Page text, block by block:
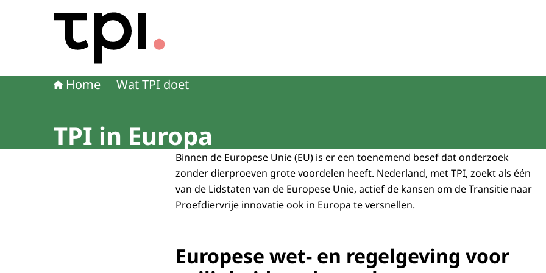
Home Wat TPI doet
TPI in Europa
Binnen de Europese Unie (EU) is er een toenemend besef dat onderzoek
zonder dierproeven grote voordelen heeft. Nederland, met TPI, zoekt als één
van de Lidstaten van de Europese Unie, actief de kansen om de Transitie naar
Proefdiervrije innovatie ook in Europa te versnellen.
Europese wet- en regelgeving voor